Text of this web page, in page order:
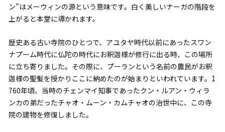
ン”はメーウィンの源という意味です。白く美しいナーガの階段を
上がると本堂に導かれます。
歴史ある古い寺院のひとつで、アユタヤ時代以前にあったスワン
ナプーム時代に仏陀の時代にお釈迦様が修行に出る時、この場所
に立ち寄りました。その際に、プーランという名前の農民がお釈
迦様の聖髪を授かりここに納めたのが始まりといわれています。1
760年頃、当時のチェンマイ知事であったクン・ルアン・ウィラ
ンカの弟だったチャオ・ムーン・カムチャオの治世中に、この寺
院の建物を修復しました。